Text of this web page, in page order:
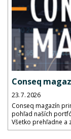
Conseq
23. 7. 2026
Conseq magazín
pohľad naších
Všetko prehľadne a